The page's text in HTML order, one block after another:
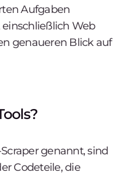
Aufgaben
Web
genaueren Blick auf
genannt, sind
Codeteile, die